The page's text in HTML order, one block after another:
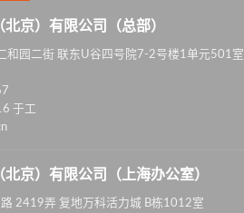
京）有限公司（总部）
和园二街 联东U谷四号院7-2号楼1单元501室
于工
京）有限公司（上海办公室）
路 2419弄 复地万科活力城 B栋1012室